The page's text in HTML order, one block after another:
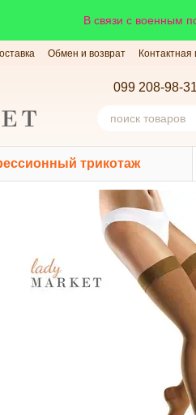
В связи с военным
Обмен и возврат
099 208-98-
трикотаж